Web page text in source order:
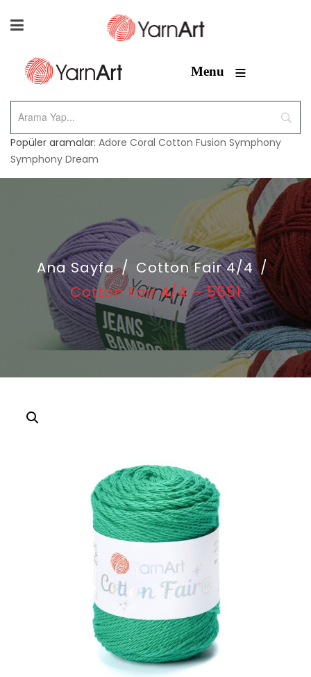
Menu ≡
Popüler aramalar: Adore Coral Cotton Fusion Symphony
Symphony Dream
Ana Sayfa / Cotton Fair 4/4 /
Cotton Fair 4/4 – 5551